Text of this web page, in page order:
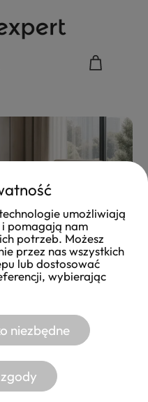
MEBLE
rozwiązań, które
umożliwiają
pomagają nam
potrzeb. Możesz
przez nas wszystkich
lub dostosować
wybierając
niezbędne